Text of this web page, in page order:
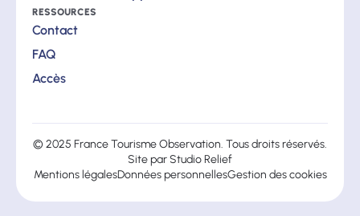
RESSOURCES
Contact
FAQ
Accès
© 2025 France Tourisme Observation. Tous droits réservés.
Site parStudio Relief
Mentions légalesDonnées personnellesGestion des cookies